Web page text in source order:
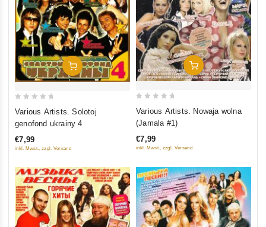
In Den Warenkorb
5
Various Artists. Solotoj
genofond ukrainy 4
€7,99
inkl. Mwst., zzgl. Versand
In Den Warenkorb
5
Various Artists. Nowaja wolna
(Jamala #1)
€7,99
inkl. Mwst., zzgl. Versand